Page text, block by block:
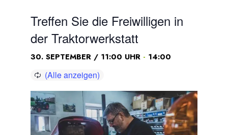
Treffen Sie die Freiwilligen in
der Traktorwerkstatt
30. SEPTEMBER / 11:00 UHR - 14:00